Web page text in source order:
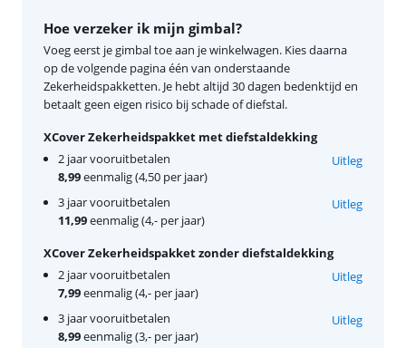
Hoe verzeker ik mijn gimbal?
Voeg eerst je gimbal toe aan je winkelwagen. Kies daarna
op de volgende pagina één van onderstaande
Zekerheidspakketten. Je hebt altijd 30 dagen bedenktijd en
betaalt geen eigen risico bij schade of diefstal.
XCover Zekerheidspakket met diefstaldekking
2 jaar vooruitbetalen
8,99eenmalig (4,50 per jaar)
Uitleg
3 jaar vooruitbetalen
11,99eenmalig (4,- per jaar)
Uitleg
XCover Zekerheidspakket zonder diefstaldekking
2 jaar vooruitbetalen
7,99eenmalig (4,- per jaar)
Uitleg
3 jaar vooruitbetalen
8,99eenmalig (3,- per jaar)
Uitleg